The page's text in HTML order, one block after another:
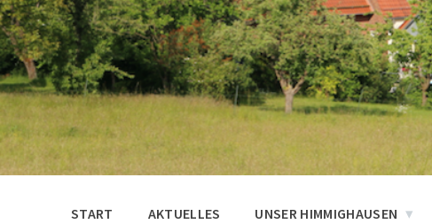
START AKTUELLES UNSER HIMMIGHAUSEN